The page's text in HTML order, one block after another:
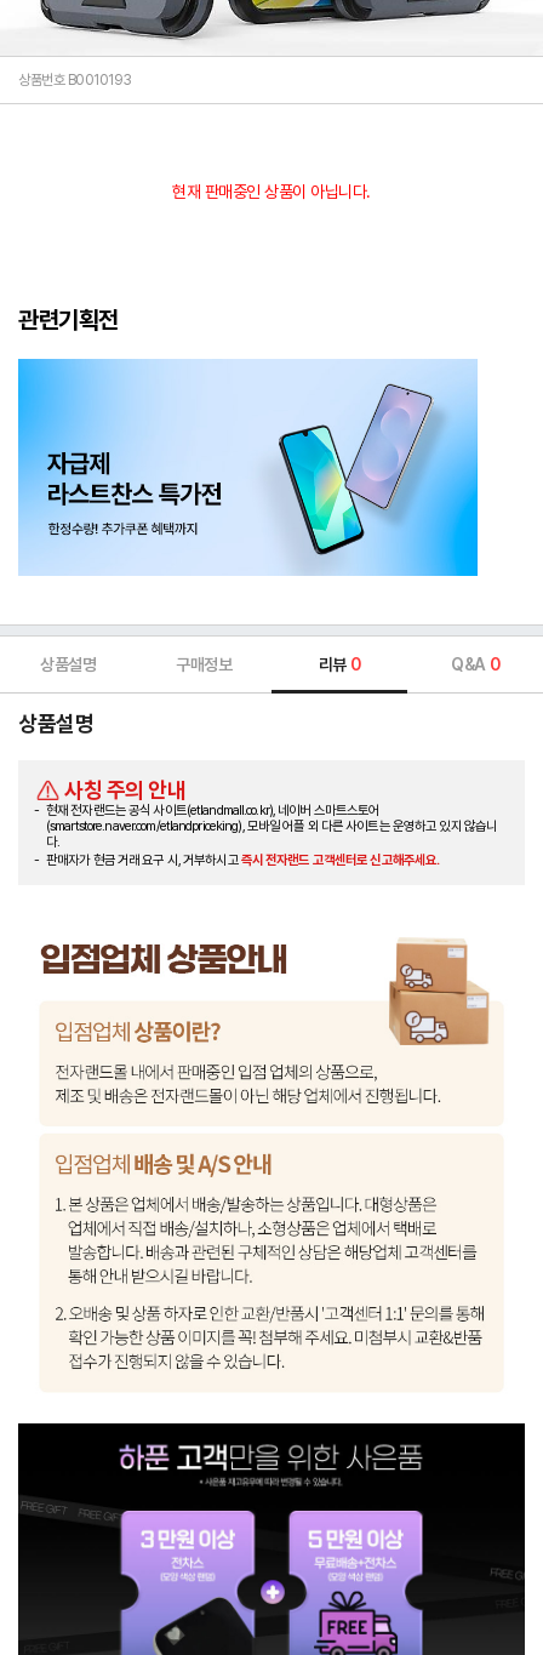
상품번호 B0010193
현재 판매중인 상품이 아닙니다.
관련기획전
상품설명 구매정보 리뷰 0 Q&A 0
상품설명
사칭 주의 안내
현재 전자랜드는 공식 사이트(etlandmall.co.kr), 네이버 스마트스토어
(smartstore.naver.com/etlandpriceking), 모바일 어플 외 다른 사이트는 운영하고 있지 않습니
다.
판매자가 현금 거래 요구 시, 거부하시고즉시 전자랜드 고객센터로 신고해주세요.